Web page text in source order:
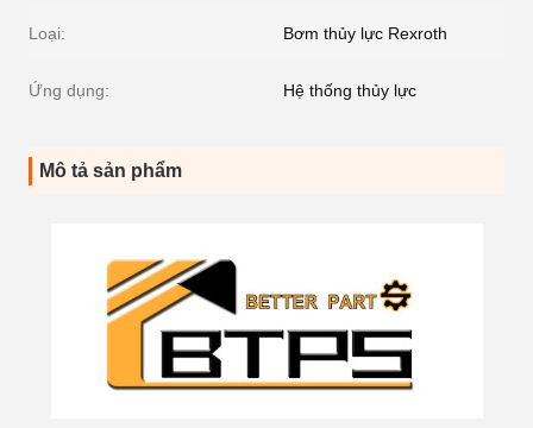
Loại: Bơm thủy lực Rexroth
Ứng dụng: Hệ thống thủy lực
Mô tả sản phẩm